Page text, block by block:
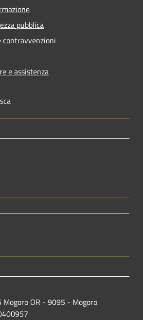
pubblica
e assistenza
Mogoro OR - 9095 - Mogoro